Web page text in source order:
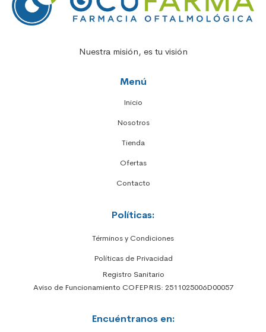
Nuestra misión, es tu visión
Menú
Inicio
Nosotros
Tienda
Ofertas
Contacto
Políticas:
Términos y Condiciones
Políticas de Privacidad
Registro Sanitario
Aviso de Funcionamiento COFEPRIS: 2511025006D00057
Encuéntranos en: